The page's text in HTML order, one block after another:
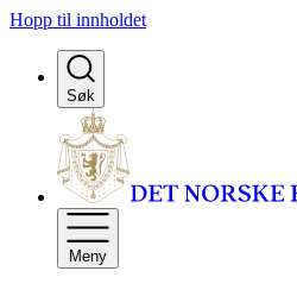
Hopp til innholdet
Søk
Meny